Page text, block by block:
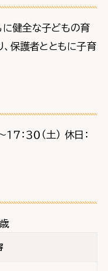
に健全な子どもの育
、保護者とともに子育
１７：３０（土） 休日：